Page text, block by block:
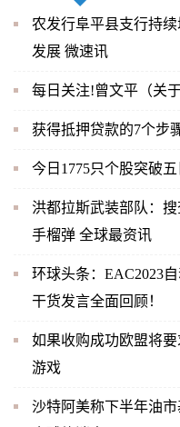
农发行阜平县支行持
发展 微速讯
每日关注!曾文平（关
获得抵押贷款的7个步
今日1775只个股突破
洪都拉斯武装部队：
手榴弹 全球最资讯
环球头条：EAC2023
干货发言全面回顾！
如果收购成功欧盟将
游戏
沙特阿美称下半年油